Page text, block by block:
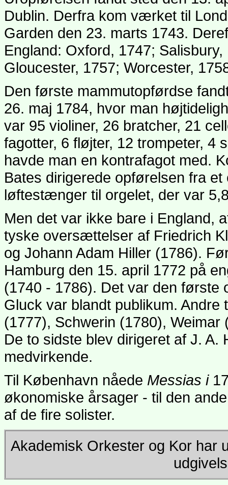
Dublin. Derfra kom værket til
Garden den 23. marts 1743.
England: Oxford, 1747;
Gloucester, 1757; Worcester,
Den første mammutopførdse
26. maj 1784, hvor man
var 95 violiner, 26 bratcher, 21
fagotter, 6 fløjter, 12 trompeter,
havde man en kontrafagot med.
Bates dirigerede opførelsen fra
løftestænger til orgelet, der var
Men det var ikke bare i England,
tyske oversættelser af Friedrich
og Johann Adam Hiller (1786).
Hamburg den 15. april 1772 på
(1740 - 1786). Det var den første
Gluck var blandt publikum.
(1777), Schwerin (1780),
De to sidste blev dirigeret af J.
medvirkende.
Til København nåede Messias i
økonomiske årsager - til den
af de fire solister.
Akademisk Orkester og Kor har